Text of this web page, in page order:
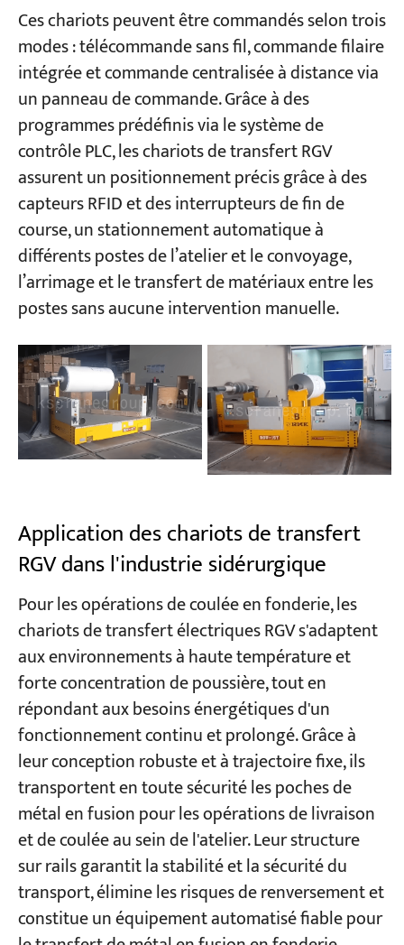
Ces chariots peuvent être commandés selon trois
modes : télécommande sans fil, commande filaire
intégrée et commande centralisée à distance via
un panneau de commande. Grâce à des
programmes prédéfinis via le système de
contrôle PLC, les chariots de transfert RGV
assurent un positionnement précis grâce à des
capteurs RFID et des interrupteurs de fin de
course, un stationnement automatique à
différents postes de l’atelier et le convoyage,
l’arrimage et le transfert de matériaux entre les
postes sans aucune intervention manuelle.
Application des chariots de transfert
RGV dans l'industrie sidérurgique
Pour les opérations de coulée en fonderie, les
chariots de transfert électriques RGV s'adaptent
aux environnements à haute température et
forte concentration de poussière, tout en
répondant aux besoins énergétiques d'un
fonctionnement continu et prolongé. Grâce à
leur conception robuste et à trajectoire fixe, ils
transportent en toute sécurité les poches de
métal en fusion pour les opérations de livraison
et de coulée au sein de l'atelier. Leur structure
sur rails garantit la stabilité et la sécurité du
transport, élimine les risques de renversement et
constitue un équipement automatisé fiable pour